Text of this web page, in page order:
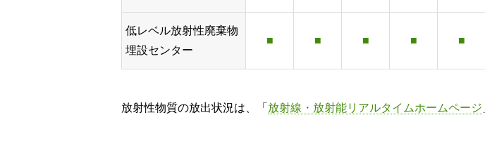
低レベル放射性廃棄物
埋設センター
■ ■ ■ ■ ■
放射性物質の放出状況は、「 放射線・放射能リアルタイムホームページ